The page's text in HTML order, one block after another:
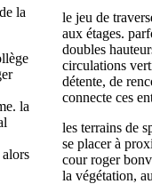
la
la
le jeu de
aux étages.
doubles
circulations
détente, de
connecte ces
les terrains de
se placer à
cour roger
la végétation,